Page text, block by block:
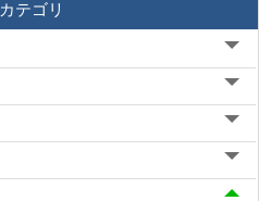
テゴリ